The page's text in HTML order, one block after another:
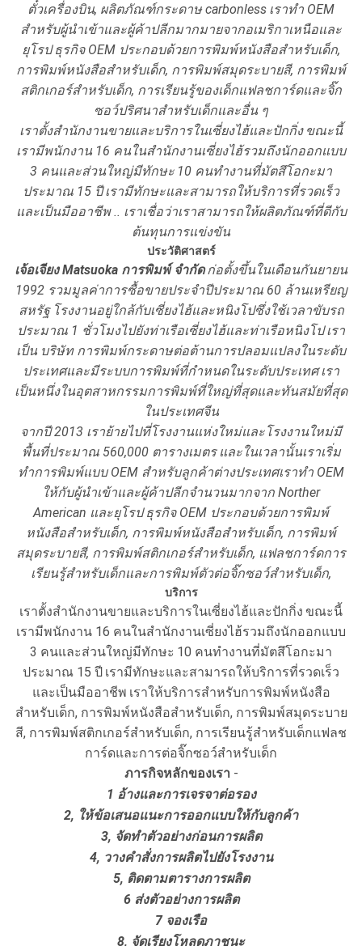
ตั๋วเครื่องบิน, ผลิตภัณฑ์กระดาษ carbonless เราทำ OEM
สำหรับผู้นำเข้าและผู้ค้าปลีกมากมายจากอเมริกาเหนือและ
ยุโรป ธุรกิจ OEM ประกอบด้วยการพิมพ์หนังสือสำหรับเด็ก,
การพิมพ์หนังสือสำหรับเด็ก, การพิมพ์สมุดระบายสี, การพิมพ์
สติกเกอร์สำหรับเด็ก, การเรียนรู้ของเด็กแฟลชการ์ดและจิ๊ก
ซอว์ปริศนาสำหรับเด็กและอื่น ๆ
เราตั้งสำนักงานขายและบริการในเซี่ยงไฮ้และปักกิ่ง ขณะนี้
เรามีพนักงาน 16 คนในสำนักงานเซี่ยงไฮ้รวมถึงนักออกแบบ
3 คนและส่วนใหญ่มีทักษะ 10 คนทำงานที่มัตสึโอกะมา
ประมาณ 15 ปี เรามีทักษะและสามารถให้บริการที่รวดเร็ว
และเป็นมืออาชีพ .. เราเชื่อว่าเราสามารถให้ผลิตภัณฑ์ที่ดีกับ
ต้นทุนการแข่งขัน
ประวัติศาสตร์
เจ้อเจียง Matsuoka การพิมพ์ จำกัด ก่อตั้งขึ้นในเดือนกันยายน
1992 รวมมูลค่าการซื้อขายประจำปีประมาณ 60 ล้านเหรียญ
สหรัฐ โรงงานอยู่ใกล้กับเซี่ยงไฮ้และหนิงโปซึ่งใช้เวลาขับรถ
ประมาณ 1 ชั่วโมงไปยังท่าเรือเซี่ยงไฮ้และท่าเรือหนิงโป เรา
เป็น บริษัท การพิมพ์กระดาษต่อต้านการปลอมแปลงในระดับ
ประเทศและมีระบบการพิมพ์ที่กำหนดในระดับประเทศ เรา
เป็นหนึ่งในอุตสาหกรรมการพิมพ์ที่ใหญ่ที่สุดและทันสมัยที่สุด
ในประเทศจีน
จากปี 2013 เราย้ายไปที่โรงงานแห่งใหม่และโรงงานใหม่มี
พื้นที่ประมาณ 560,000 ตารางเมตร และในเวลานั้นเราเริ่ม
ทำการพิมพ์แบบ OEM สำหรับลูกค้าต่างประเทศเราทำ OEM
ให้กับผู้นำเข้าและผู้ค้าปลีกจำนวนมากจาก Norther
American และยุโรป ธุรกิจ OEM ประกอบด้วยการพิมพ์
หนังสือสำหรับเด็ก, การพิมพ์หนังสือสำหรับเด็ก, การพิมพ์
สมุดระบายสี, การพิมพ์สติกเกอร์สำหรับเด็ก, แฟลชการ์ดการ
เรียนรู้สำหรับเด็กและการพิมพ์ตัวต่อจิ๊กซอว์สำหรับเด็ก,
บริการ
เราตั้งสำนักงานขายและบริการในเซี่ยงไฮ้และปักกิ่ง ขณะนี้
เรามีพนักงาน 16 คนในสำนักงานเซี่ยงไฮ้รวมถึงนักออกแบบ
3 คนและส่วนใหญ่มีทักษะ 10 คนทำงานที่มัตสึโอกะมา
ประมาณ 15 ปี เรามีทักษะและสามารถให้บริการที่รวดเร็ว
และเป็นมืออาชีพ เราให้บริการสำหรับการพิมพ์หนังสือ
สำหรับเด็ก, การพิมพ์หนังสือสำหรับเด็ก, การพิมพ์สมุดระบาย
สี, การพิมพ์สติกเกอร์สำหรับเด็ก, การเรียนรู้สำหรับเด็กแฟลช
การ์ดและการต่อจิ๊กซอว์สำหรับเด็ก
ภารกิจหลักของเรา -
1 อ้างและการเจรจาต่อรอง
2, ให้ข้อเสนอแนะการออกแบบให้กับลูกค้า
3, จัดทำตัวอย่างก่อนการผลิต
4, วางคำสั่งการผลิตไปยังโรงงาน
5, ติดตามตารางการผลิต
6 ส่งตัวอย่างการผลิต
7 จองเรือ
8, จัดเรียงโหลดภาชนะ